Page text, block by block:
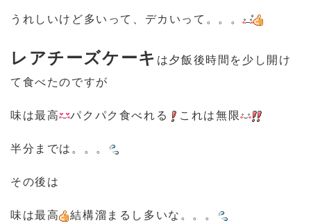
うれしいけど多いって、デカいって。。。
レアチーズケーキ は夕飯後時間を少し開け
て食べたのですが
味は最高 パクパク食べれる これは無限
半分までは。。。
その後は
味は最高 結構溜まるし多いな。。。